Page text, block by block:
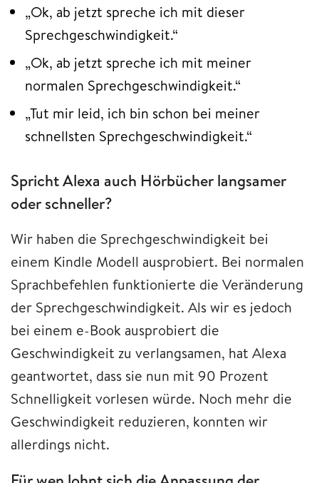
„Ok, ab jetzt spreche ich mit dieser
Sprechgeschwindigkeit.“
„Ok, ab jetzt spreche ich mit meiner
normalen Sprechgeschwindigkeit.“
„Tut mir leid, ich bin schon bei meiner
schnellsten Sprechgeschwindigkeit.“
Spricht Alexa auch Hörbücher langsamer
oder schneller?
Wir haben die Sprechgeschwindigkeit bei
einem Kindle Modell ausprobiert. Bei normalen
Sprachbefehlen funktionierte die Veränderung
der Sprechgeschwindigkeit. Als wir es jedoch
bei einem e-Book ausprobiert die
Geschwindigkeit zu verlangsamen, hat Alexa
geantwortet, dass sie nun mit 90 Prozent
Schnelligkeit vorlesen würde. Noch mehr die
Geschwindigkeit reduzieren, konnten wir
allerdings nicht.